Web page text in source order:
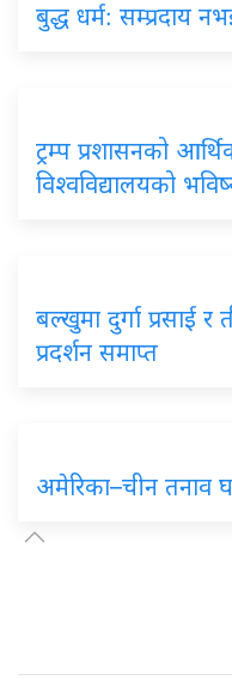
बुद्ध धर्म: सम्प्रदाय
ट्रम्प प्रशासनको
विश्वविद्यालयको
बल्खुमा दुर्गा प्रसाई
प्रदर्शन समाप्त
अमेरिका–चीन तनाव